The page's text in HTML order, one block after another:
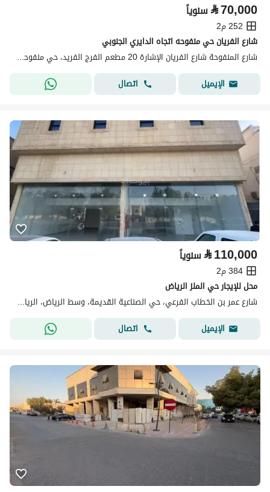
⃁70,000 سنوياً
252 م2
شارع الفريان حي منفوحه اتجاه الدايري الجنوبي
شارع المنفوحة شارع الفريان الإشارة 20 مطعم الفرج الفريد، حي منفوحة، وسط الرياض، الرياض
الإيميل
اتصال
⃁110,000 سنوياً
384 م2
محل للإيجار حي الملز الرياض
شارع عمر بن الخطاب الفرعي، حي الصناعية القديمة، وسط الرياض، الرياض
الإيميل
اتصال